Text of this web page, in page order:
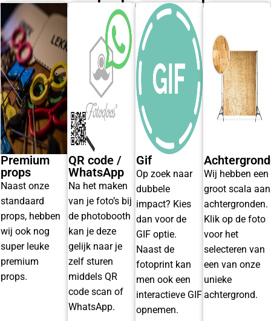
Premium
props
Naast onze
standaard
props, hebben
wij ook nog
super leuke
premium
props.
QR code /
WhatsApp
Na het maken
van je foto’s bij
de photobooth
kan je deze
gelijk naar je
zelf sturen
middels QR
code scan of
WhatsApp.
Gif
Op zoek naar
dubbele
impact? Kies
dan voor de
GIF optie.
Naast de
fotoprint kan
men ook een
interactieve GIF
opnemen.
Wij hebben een
groot scala aan
achtergronden.
Klik op de foto
voor het
selecteren van
een van onze
unieke
achtergrond.